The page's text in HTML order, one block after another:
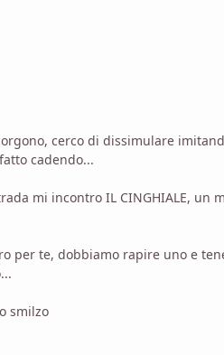
cerco di dissimulare
cadendo...
mi incontro IL CINGHIALE,
per te, dobbiamo rapire uno e
smilzo